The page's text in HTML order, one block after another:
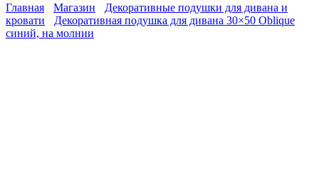
Главная Магазин
Декоративные подушки для дивана и
кровати
Декоративная подушка для дивана 30×50 Oblique
синий, на молнии